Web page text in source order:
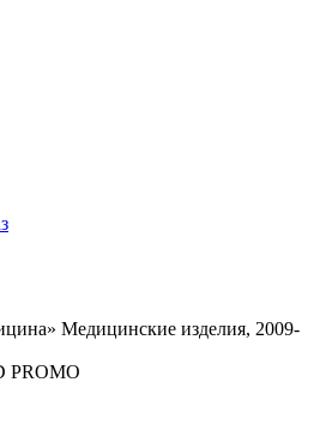
Медицинские изделия, 2009-
PROMO